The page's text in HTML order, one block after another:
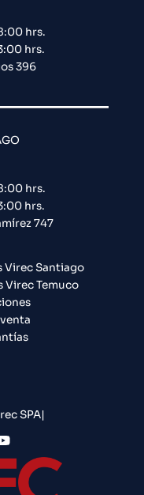
hrs.
hrs.
396
hrs.
hrs.
747​
Virec Santiago
Virec Temuco
SPA|